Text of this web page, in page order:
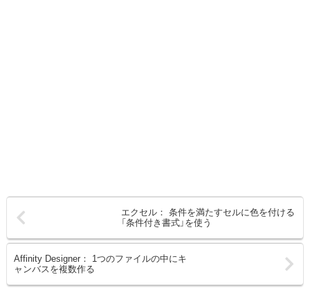
エクセル： 条件を満たすセルに色を付ける
「条件付き書式」を使う
Affinity Designer： 1つのファイルの中にキ
ャンバスを複数作る